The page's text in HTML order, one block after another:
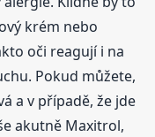
krém nebo
oči reagují i na
Pokud můžete,
a v případě, že jde
akutně Maxitrol,